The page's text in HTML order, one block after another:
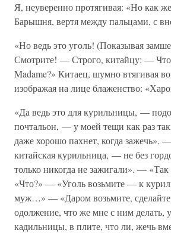
Я, неуверенно протягивая: «Но как
Барышня, вертя между пальцами, с
«Но ведь это уголь! (Показывая
Смотрите! — Строго, китайцу: —
Madame?» Китаец, шумно втягивая
изображая на лице блаженство:
«Да ведь это для курильницы, —
почтальон, — у моей тещи как раз
даже хорошо пахнет, когда зажечь».
китайская курильница, — не без
только никогда не зажигали». —
«Что?» — «Уголь возьмите — к
муж…» — «Даром возьмите,
одолжение, что же мне с ним делать,
кадильницы, в плите, что ли, жечь